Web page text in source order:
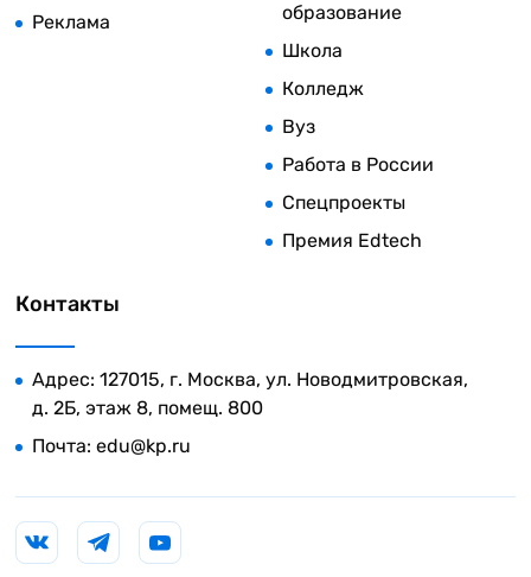
Реклама
образование
Школа
Колледж
Вуз
Работа в России
Спецпроекты
Премия Edtech
Контакты
Адрес: 127015, г. Москва, ул. Новодмитровская,
д. 2Б, этаж 8, помещ. 800
Почта: edu@kp.ru